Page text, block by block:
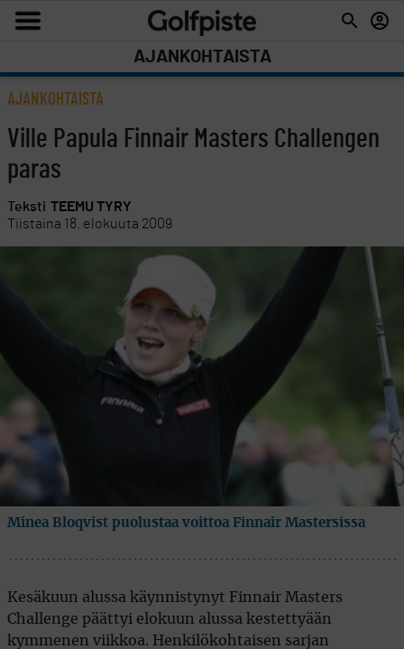
AJANKOHTAISTA
AJANKOHTAISTA
Ville Papula Finnair Masters Challengen
paras
Teksti TEEMU TYRY
Tiistaina 18. elokuuta 2009
Minea Bloqvist puolustaa voittoa Finnair Mastersissa
Kesäkuun alussa käynnistynyt Finnair Masters
Challenge päättyi elokuun alussa kestettyään
kymmenen viikkoa. Henkilökohtaisen sarjan